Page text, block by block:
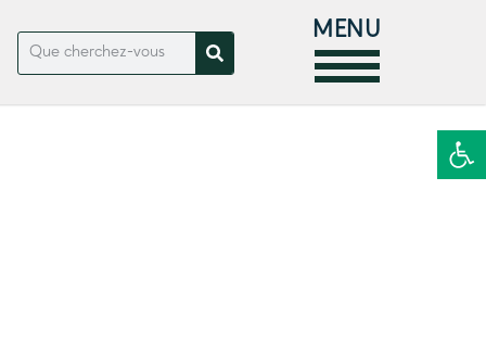
Ouvrir
MENU